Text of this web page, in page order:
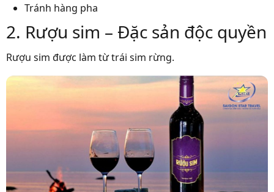
Tránh hàng pha
2. Rượu sim – Đặc sản độc quyền
Rượu sim được làm từ trái sim rừng.